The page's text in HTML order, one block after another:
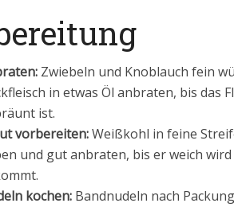
Zwiebeln und Knoblauch fein
in etwas Öl anbraten, bis das
ist.
vorbereiten:Weißkohl in feine
und gut anbraten, bis er weich
kochen: Bandnudeln nach